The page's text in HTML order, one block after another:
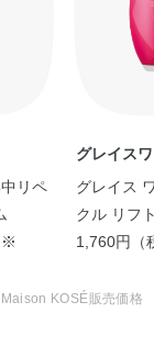
、サクシニル
ロン酸ナトリ
油、加水分
リル酸アルキ
プロピレング
イン酸ポリオ
リペ
※
グレイス
グレイス
クル リフ
1,760円（
KOSÉ販売価格